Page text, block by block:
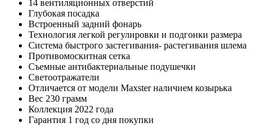
14 вентиляционных отверстий
Глубокая посадка
Встроенный задний фонарь
Технология легкой регулировки и подгонки размера
Система быстрого застегивания- растегивания шлема
Противомоскитная сетка
Съемные антибактериальные подушечки
Светоотражатели
Отличается от модели Maxster наличием козырька
Вес 230 грамм
Коллекция 2022 года
Гарантия 1 год со дня покупки